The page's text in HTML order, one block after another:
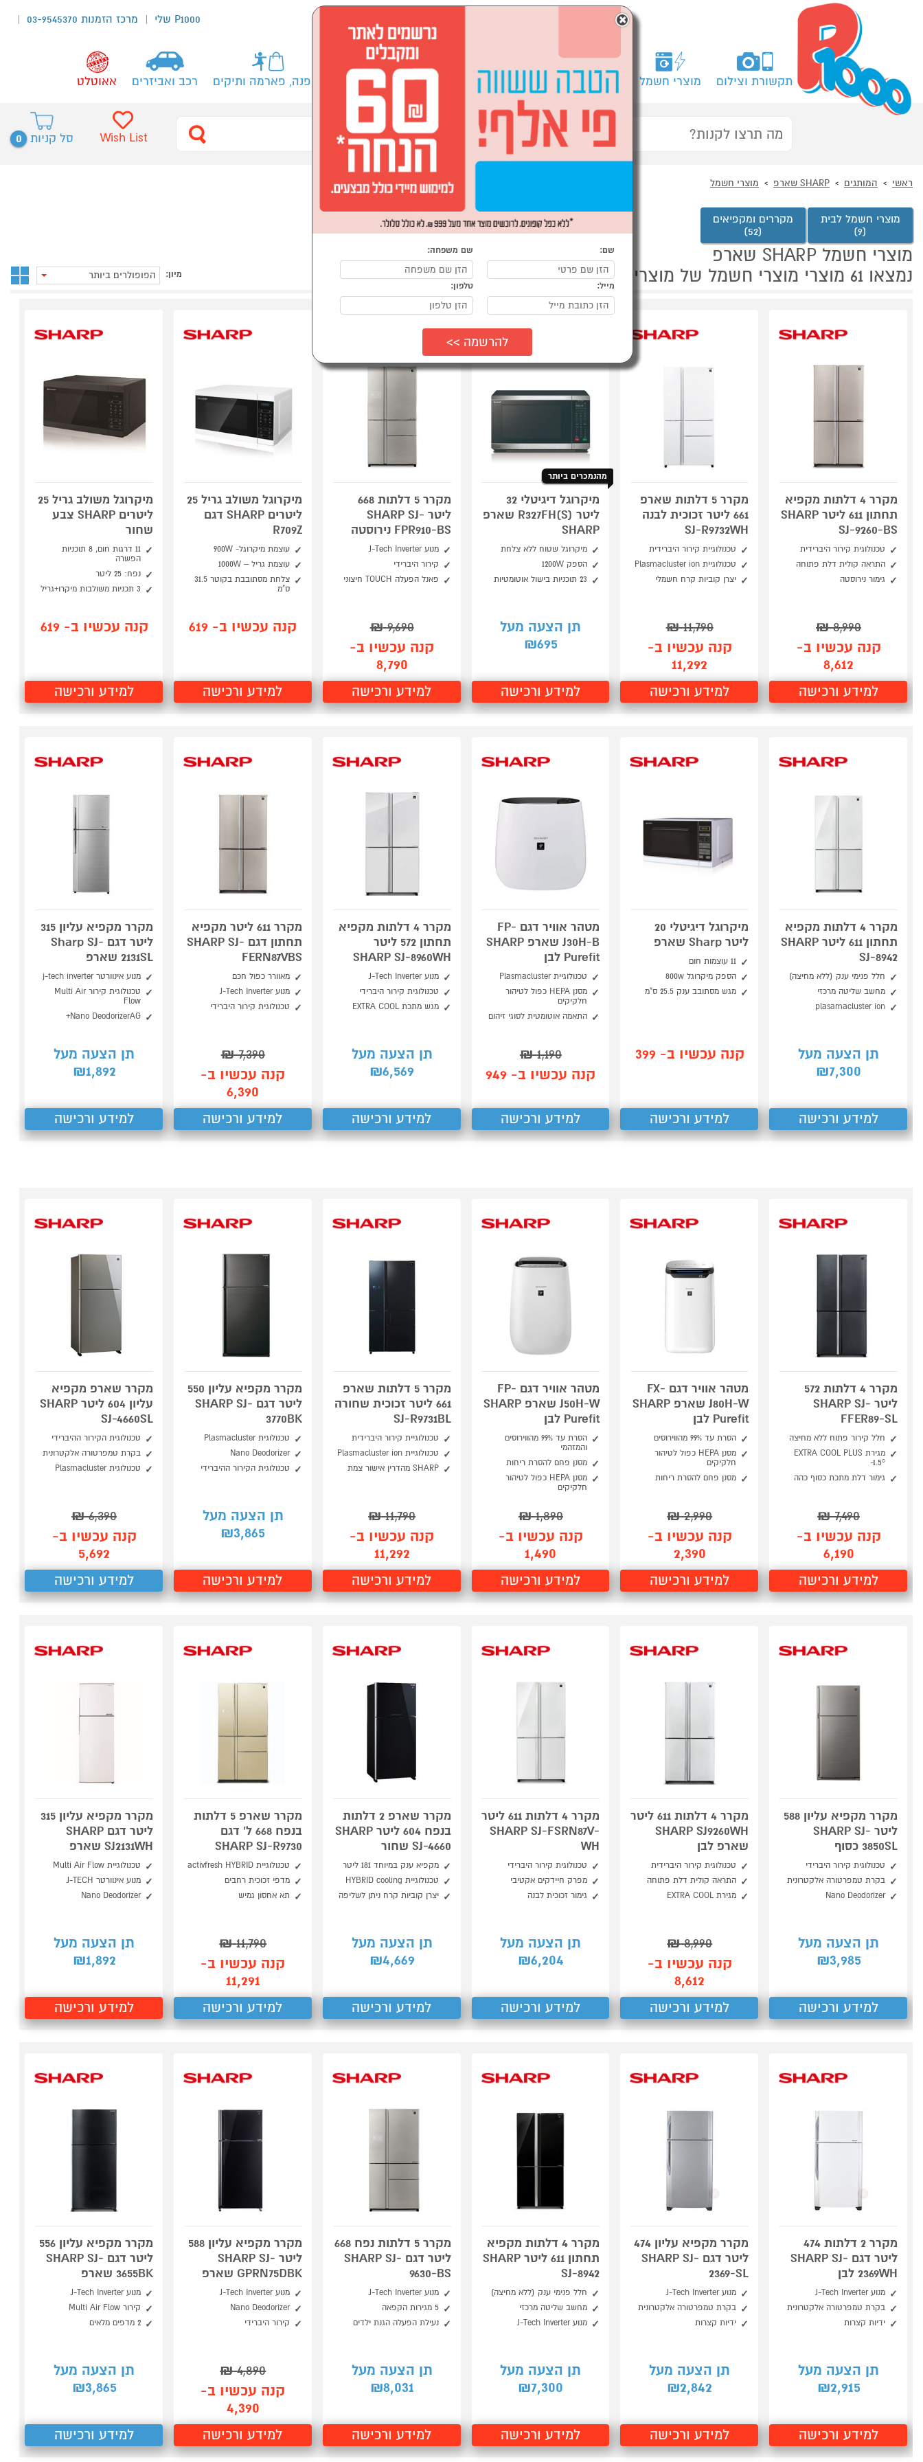
P1000 שלי מרכז הזמנות 03-9545370
תקשורת וצילום מוצרי חשמל מחשבים וציוד היקפי לבית ולגן ספורט, מחנאות וילדים אופנה, פארמה ותיקים רכב ואביזרים אאוטלט
סל קניות 0 Wish List
ראשי המותגים SHARP שארפ מוצרי חשמל
מוצרי חשמל לבית
(9)
מקררים ומקפיאים
(52)
מוצרי חשמל SHARP שארפ
נמצאו 61 מוצרי מוצרי חשמל של מוצרי SHARP שארפ
מיון: הפופולרים ביותר
מקרר 4 דלתות מקפיא
תחתון 611 ליטר SHARP
SJ-9260-BS
טכנולוגית קירור היברידית
התראה קולית דלת פתוחה
גימור נירוסטה
8,990
₪
קנה עכשיו ב-
8,612
למידע ורכישה
מקרר 5 דלתות שארפ
661 ליטר זכוכית לבנה
SJ-R9732WH
טכנולוגיית קירור היברידית
טכנולוגיית Plasmacluster ion
יצרן קוביות קרח חשמלי
11,790
₪
קנה עכשיו ב-
11,292
למידע ורכישה
מהנמכרים ביותר
מיקרוגל דיגיטלי 32
ליטר R327FH(S) שארפ
SHARP
מיקרוגל שטוח ללא צלחת
הספק 1200W
23 תוכניות בישול אוטומטיות
תן הצעה מעל
₪695
למידע ורכישה
מקרר 5 דלתות 668
ליטר SHARP SJ-
FPR910-BS נירוסטה
מנוע J-Tech Inverter
קירור היברידי
פאנל הפעלה TOUCH חיצוני
9,690
₪
קנה עכשיו ב-
8,790
למידע ורכישה
מיקרוגל משולב גריל 25
ליטרים SHARP דגם
R709Z
עוצמת מיקרוגל- 900W
עוצמת גריל – 1000W
צלחת מסתובבת בקוטר 31.5
ס"מ
קנה עכשיו ב- 619
למידע ורכישה
מיקרוגל משולב גריל 25
ליטרים SHARP צבע
שחור
11 דרגות חום, 8 תוכניות
הפשרה
נפח: 25 ליטר
3 תכניות משולבות מיקרו+גריל
קנה עכשיו ב- 619
למידע ורכישה
מקרר 4 דלתות מקפיא
תחתון 611 ליטר SHARP
SJ-8942
חלל פנימי ענק (ללא מחיצה)
מחשב שליטה מרכזי
plasamacluster ion
תן הצעה מעל
₪7,300
למידע ורכישה
מיקרוגל דיגיטלי 20
ליטר Sharp שארפ
11 עוצמות חום
הספק מיקרוגל 800w
מגש מסתובב ענק 25.5 ס"מ
קנה עכשיו ב- 399
למידע ורכישה
מטהר אוויר דגם FP-
J30H-B שארפ SHARP
Purefit לבן
טכנולוגיית Plasmacluster
מסנן HEPA כפול לטיהור
חלקיקים
התאמה אוטומטית לסוגי זיהום
1,190
₪
קנה עכשיו ב- 949
למידע ורכישה
מקרר 4 דלתות מקפיא
תחתון 572 ליטר
SHARP SJ-8960WH
מנוע J-Tech Inverter
טכנולוגית קירור היברידי
מגש מתכת EXTRA COOL
תן הצעה מעל
₪6,569
למידע ורכישה
מקרר 611 ליטר מקפיא
תחתון דגם SHARP SJ-
FERN87VBS
מאוורר כפול חכם
מנוע J-Tech Inverter
טכנולוגית קירור היברידי
7,390
₪
קנה עכשיו ב-
6,390
למידע ורכישה
מקרר מקפיא עליון 315
ליטר דגם Sharp SJ-
2131SL שארפ
מנוע אינוורטר j-tech inverter
טכנולוגית קירור Multi Air
Flow
Nano DeodorizerAG+
תן הצעה מעל
₪1,892
למידע ורכישה
מקרר 4 דלתות 572
ליטר SHARP SJ-
FFER89-SL
חלל קירור פתוח ללא מחיצה
מגירת EXTRA COOL PLUS
‎-1.5°
גימור דלת מתכת כסוף כהה
7,490
₪
קנה עכשיו ב-
6,190
למידע ורכישה
מטהר אוויר דגם FX-
J80H-W שארפ SHARP
Purefit לבן
הסרת עד 99% מהווירוסים
מסנן HEPA כפול לטיהור
חלקיקים
מסנן פחם להסרת ריחות
2,990
₪
קנה עכשיו ב-
2,390
למידע ורכישה
מטהר אוויר דגם FP-
J50H-W שארפ SHARP
Purefit לבן
הסרת עד 99% מהווירוסים
והמזהמי
מסנן פחם להסרת ריחות
מסנן HEPA כפול לטיהור
חלקיקים
1,890
₪
קנה עכשיו ב-
1,490
למידע ורכישה
מקרר 5 דלתות שארפ
661 ליטר זכוכית שחורה
SJ-R9731BL
טכנולוגיית קירור היברידית
טכנולוגיית Plasmacluster ion
SHARP מהדרין אישור צמת
11,790
₪
קנה עכשיו ב-
11,292
למידע ורכישה
מקרר מקפיא עליון 550
ליטר דגם SHARP SJ-
3770BK
טכנולוגית Plasmacluster
Nano Deodorizer
טכנולוגית הקירור ההיברידי
תן הצעה מעל
₪3,865
למידע ורכישה
מקרר שארפ מקפיא
עליון 604 ליטר SHARP
SJ-4660SL
טכנולוגית הקירור ההיברידי
בקרת טמפרטורה אלקטרונית
טכנולוגית Plasmacluster
6,390
₪
קנה עכשיו ב-
5,692
למידע ורכישה
מקרר מקפיא עליון 588
ליטר SHARP SJ-
3850SL כסוף
טכנולוגית קירור היברידי
בקרת טמפרטורה אלקטרונית
Nano Deodorizer
תן הצעה מעל
₪3,985
למידע ורכישה
מקרר 4 דלתות 611 ליטר
SHARP SJ9260WH
שארפ לבן
טכנולוגית קירור היברידית
התראה קולית דלת פתוחה
מגירת EXTRA COOL
8,990
₪
קנה עכשיו ב-
8,612
למידע ורכישה
מקרר 4 דלתות 611 ליטר
SHARP SJ-FSRN87V-
WH
טכנולוגית קירור היברידי
מפרק חיידקים אקטיבי
גימור זכוכית לבנה
תן הצעה מעל
₪6,204
למידע ורכישה
מקרר שארפ 2 דלתות
בנפח 604 ליטר SHARP
SJ-4660 שחור
מקפיא ענק במיוחד 181 ליטר
טכנולוגיית HYBRID cooling
יצרן קוביות קרח ניתן לשליפה
תן הצעה מעל
₪4,669
למידע ורכישה
מקרר שארפ 5 דלתות
בנפח 668 ל' דגם
SHARP SJ-R9730
טכנולוגיית activfresh HYBRID
מדפי זכוכית רחבים
תא אחסון גמיש
11,790
₪
קנה עכשיו ב-
11,291
למידע ורכישה
מקרר מקפיא עליון 315
ליטר דגם SHARP
SJ2131WH שארפ
טכנולוגיית Multi Air Flow
מנוע אינוורטר J-TECH
Nano Deodorizer
תן הצעה מעל
₪1,892
למידע ורכישה
מקרר 2 דלתות 474
ליטר דגם SHARP SJ-
2369WH לבן
מנוע J-Tech Inverter
בקרת טמפרטורה אלקטרונית
ידיות קצרות
תן הצעה מעל
₪2,915
למידע ורכישה
מקרר מקפיא עליון 474
ליטר דגם SHARP SJ-
2369-SL
מנוע J-Tech Inverter
בקרת טמפרטורה אלקטרונית
ידיות קצרות
תן הצעה מעל
₪2,842
למידע ורכישה
מקרר 4 דלתות מקפיא
תחתון 611 ליטר SHARP
SJ-8942
חלל פנימי ענק (ללא מחיצה)
מחשב שליטה מרכזי
מנוע J-Tech Inverter
תן הצעה מעל
₪7,300
למידע ורכישה
מקרר 5 דלתות נפח 668
ליטר דגם SHARP SJ-
9630-BS
מנוע J-Tech Inverter
5 מגירות הקפאה
נעילת הפעלה הגנת ילדים
תן הצעה מעל
₪8,031
למידע ורכישה
מקרר מקפיא עליון 588
ליטר SHARP SJ-
GPRN75DBK שארפ
מנוע J-Tech Inverter
Nano Deodorizer
קירור היברידי
4,890
₪
קנה עכשיו ב-
4,390
למידע ורכישה
מקרר מקפיא עליון 556
ליטר דגם SHARP SJ-
3655BK שארפ
מנוע J-Tech Inverter
קירור Multi Air Flow
2 מדפים מלאים
תן הצעה מעל
₪3,865
למידע ורכישה
×
שם: שם משפחה:
מייל: טלפון: